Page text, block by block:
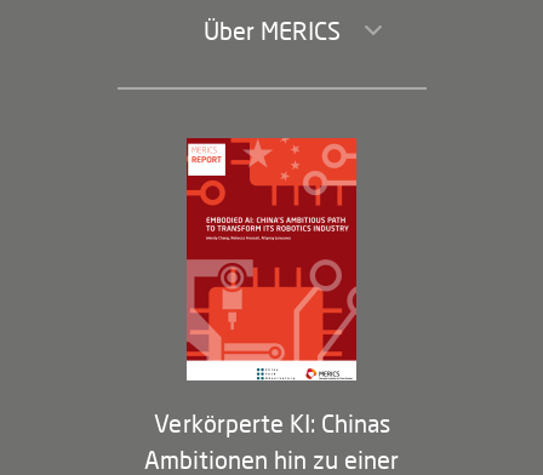
Über MERICS
Geschäftsführung und Bereiche
Governance
Arbeiten bei MERICS
Partner
Membership Program
Verkörperte KI: Chinas
Ambitionen hin zu einer